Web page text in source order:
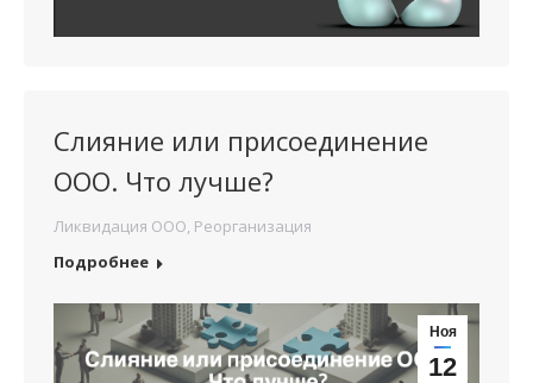
Слияние или присоединение
ООО. Что лучше?
Ликвидация ООО Реорганизация
Подробнее
Ноя
12